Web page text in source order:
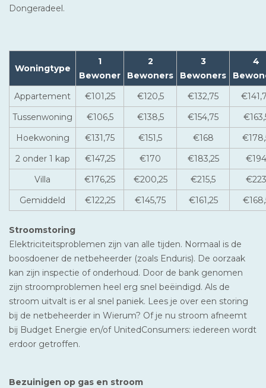
Dongeradeel.
Woningtype
1
Bewoner
2
Bewoners
3
Bewoners
4
Appartement
€101,25 €120,5 €132,75
Tussenwoning
€106,5 €138,5 €154,75
Hoekwoning
€131,75 €151,5 €168
2 onder 1 kap
€147,25 €170 €183,25
€194
Villa
€176,25 €200,25 €215,5
€223
Gemiddeld
€122,25 €145,75 €161,25
Stroomstoring
Elektriciteitsproblemen zijn van alle tijden. Normaal is de
boosdoener de netbeheerder (zoals Enduris). De oorzaak
kan zijn inspectie of onderhoud. Door de bank genomen
zijn stroomproblemen heel erg snel beëindigd. Als de
stroom uitvalt is er al snel paniek. Lees je over een storing
bij de netbeheerder in Wierum? Of je nu stroom afneemt
bij Budget Energie en/of UnitedConsumers: iedereen wordt
erdoor getroffen.
Bezuinigen op gas en stroom